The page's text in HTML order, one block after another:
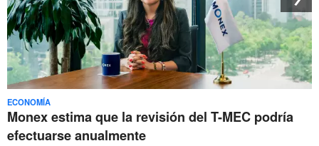
ECONOMÍA
Monex estima que la revisión del T-MEC podría
efectuarse anualmente